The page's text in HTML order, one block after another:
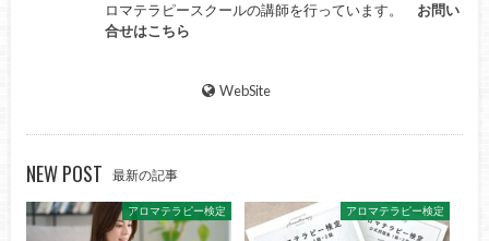
ロマテラピースクールの講師を行っています。 お問い
合せはこちら
WebSite
NEW POST 最新の記事
アロマテラピー検定 アロマテラピー検定